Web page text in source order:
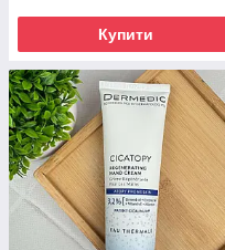
Купити